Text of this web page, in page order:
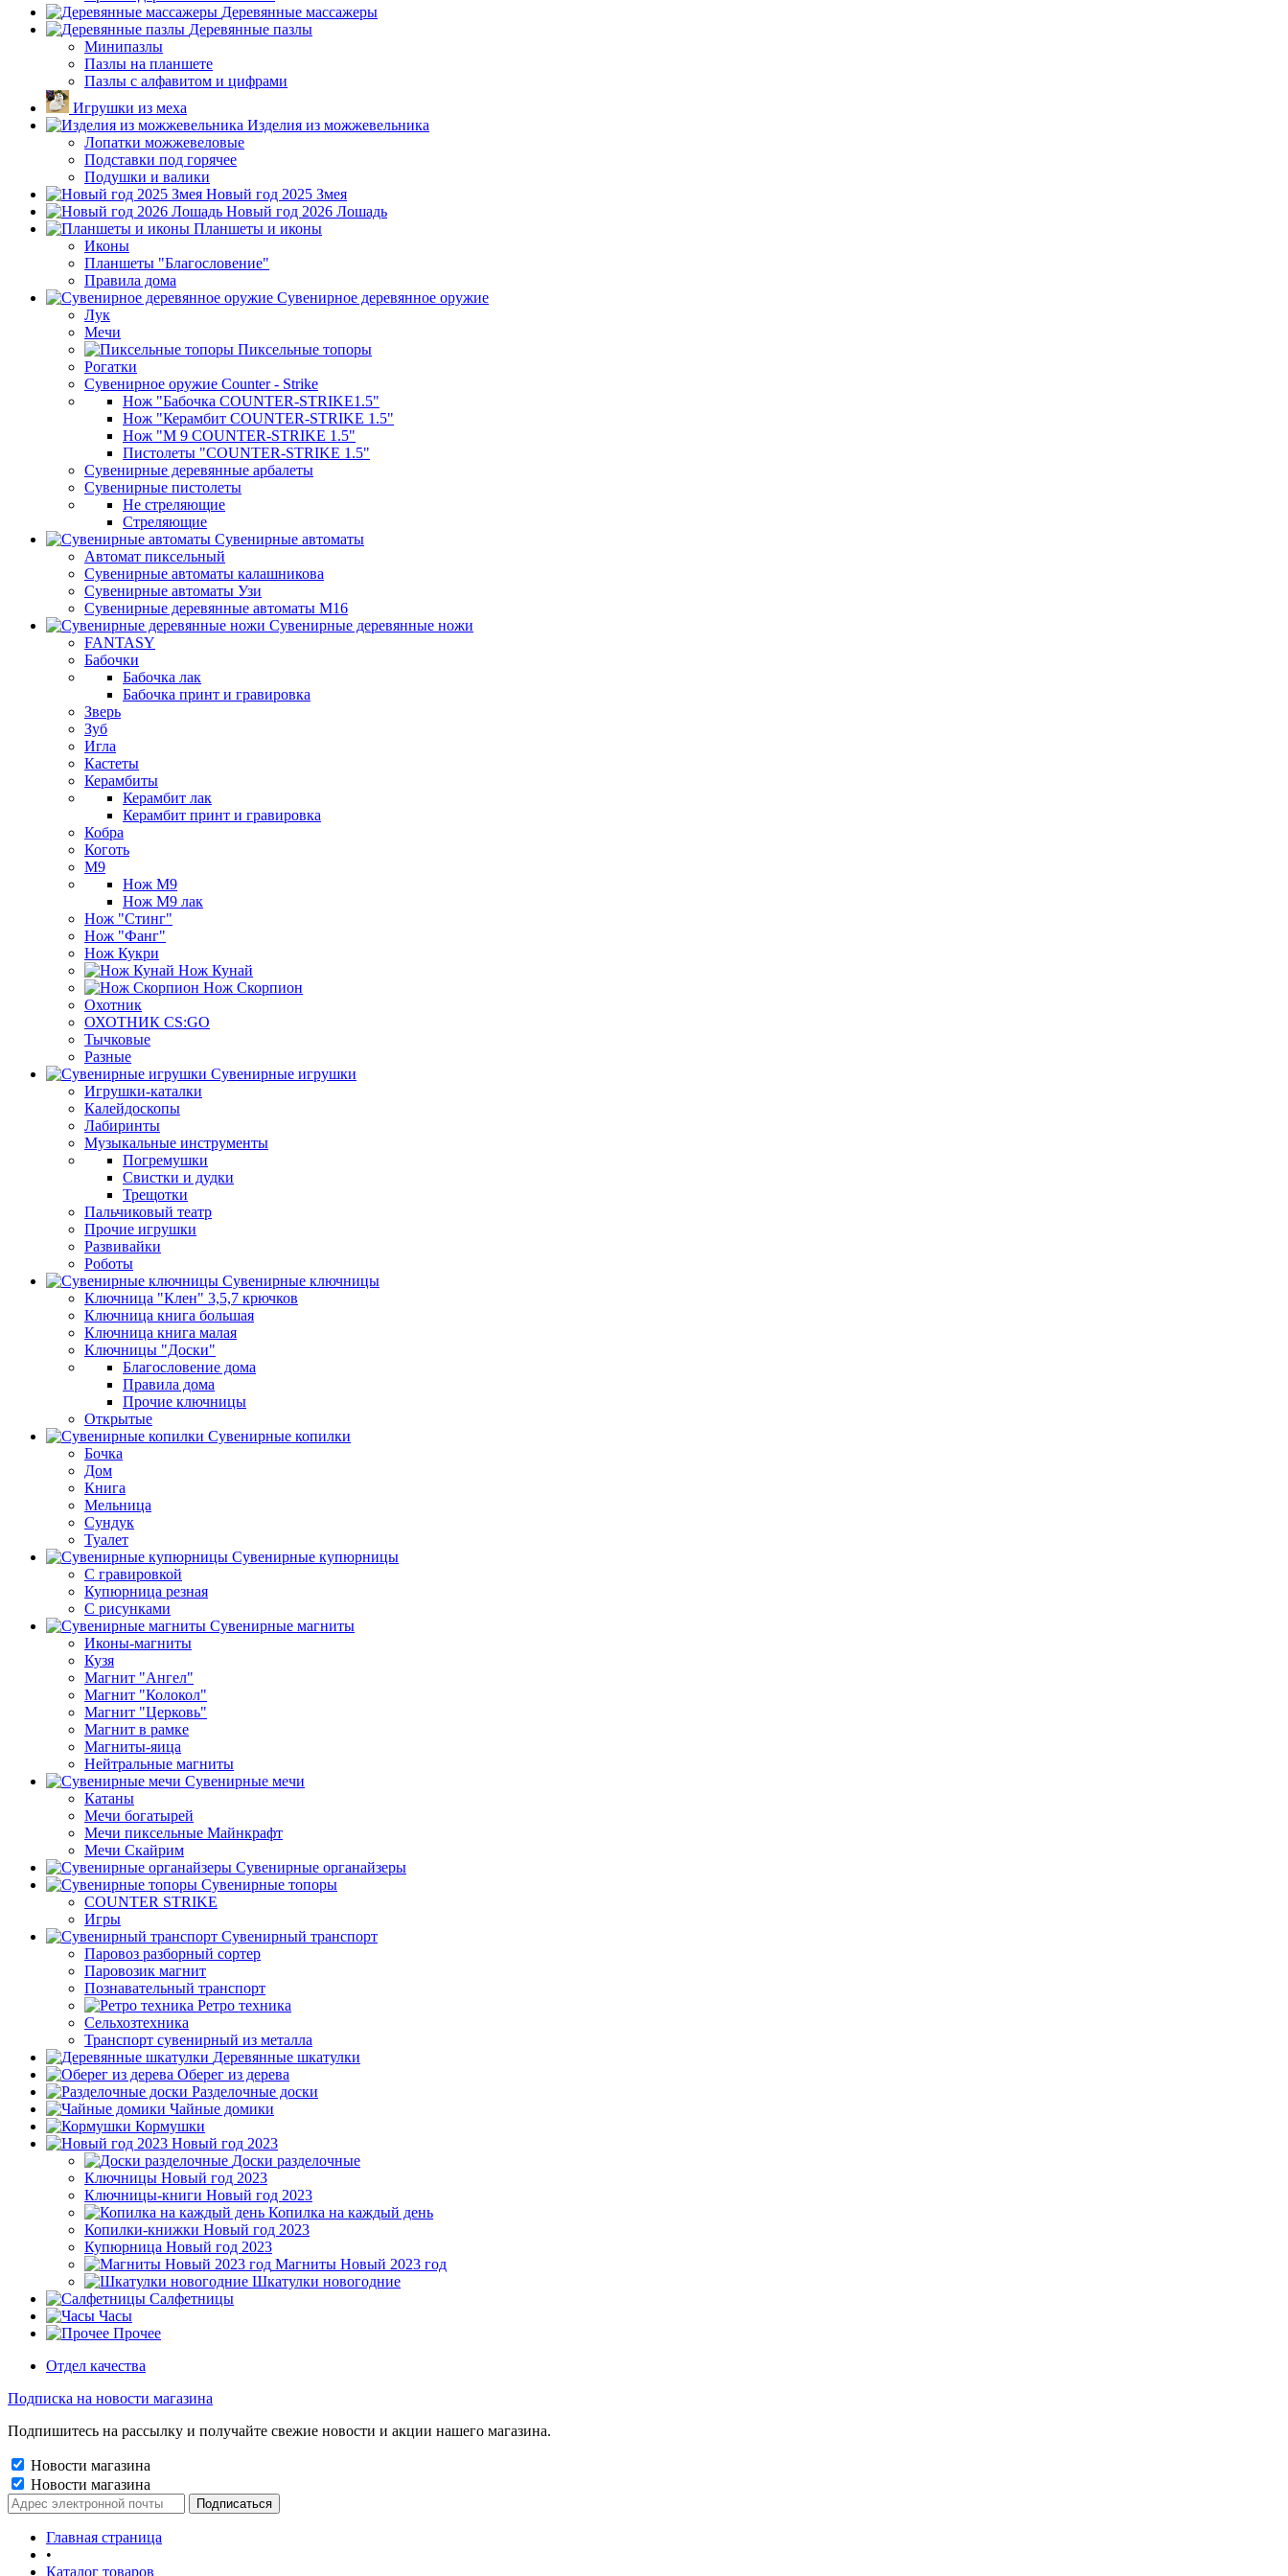
Деревянные массажеры
Деревянные пазлы
Минипазлы
Пазлы на планшете
Пазлы с алфавитом и цифрами
Игрушки из меха
Изделия из можжевельника
Лопатки можжевеловые
Подставки под горячее
Подушки и валики
Новый год 2025 Змея
Новый год 2026 Лошадь
Планшеты и иконы
Иконы
Планшеты "Благословение"
Правила дома
Сувенирное деревянное оружие
Лук
Мечи
Пиксельные топоры
Рогатки
Сувенирное оружие Counter - Strike
Нож "Бабочка COUNTER-STRIKE1.5"
Нож "Керамбит COUNTER-STRIKE 1.5"
Нож "М 9 COUNTER-STRIKE 1.5"
Пистолеты "COUNTER-STRIKE 1.5"
Сувенирные деревянные арбалеты
Сувенирные пистолеты
Не стреляющие
Стреляющие
Сувенирные автоматы
Автомат пиксельный
Сувенирные автоматы калашникова
Сувенирные автоматы Узи
Сувенирные деревянные автоматы М16
Сувенирные деревянные ножи
FANTASY
Бабочки
Бабочка лак
Бабочка принт и гравировка
Зверь
Зуб
Игла
Кастеты
Керамбиты
Керамбит лак
Керамбит принт и гравировка
Кобра
Коготь
М9
Нож М9
Нож М9 лак
Нож "Стинг"
Нож "Фанг"
Нож Кукри
Нож Кунай
Нож Скорпион
Охотник
ОХОТНИК CS:GO
Тычковые
Разные
Сувенирные игрушки
Игрушки-каталки
Калейдоскопы
Лабиринты
Музыкальные инструменты
Погремушки
Свистки и дудки
Трещотки
Пальчиковый театр
Прочие игрушки
Развивайки
Роботы
Сувенирные ключницы
Ключница "Клен" 3,5,7 крючков
Ключница книга большая
Ключница книга малая
Ключницы "Доски"
Благословение дома
Правила дома
Прочие ключницы
Открытые
Сувенирные копилки
Бочка
Дом
Книга
Мельница
Сундук
Туалет
Сувенирные купюрницы
C гравировкой
Купюрница резная
С рисунками
Сувенирные магниты
Иконы-магниты
Кузя
Магнит "Ангел"
Магнит "Колокол"
Магнит "Церковь"
Магнит в рамке
Магниты-яица
Нейтральные магниты
Сувенирные мечи
Катаны
Мечи богатырей
Мечи пиксельные Майнкрафт
Мечи Скайрим
Сувенирные органайзеры
Сувенирные топоры
COUNTER STRIKE
Игры
Сувенирный транспорт
Паровоз разборный сортер
Паровозик магнит
Познавательный транспорт
Ретро техника
Сельхозтехника
Транспорт сувенирный из металла
Деревянные шкатулки
Оберег из дерева
Разделочные доски
Чайные домики
Кормушки
Новый год 2023
Доски разделочные
Ключницы Новый год 2023
Ключницы-книги Новый год 2023
Копилка на каждый день
Копилки-книжки Новый год 2023
Купюрница Новый год 2023
Магниты Новый 2023 год
Шкатулки новогодние
Салфетницы
Часы
Прочее
Отдел качества
Подписка на новости магазина
Подпишитесь на рассылку и получайте свежие новости и акции нашего магазина.
Новости магазина
Новости магазина
Главная страница
•
Каталог товаров